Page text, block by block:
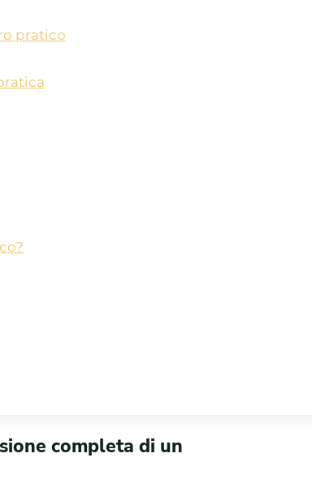
pratico
completa di un